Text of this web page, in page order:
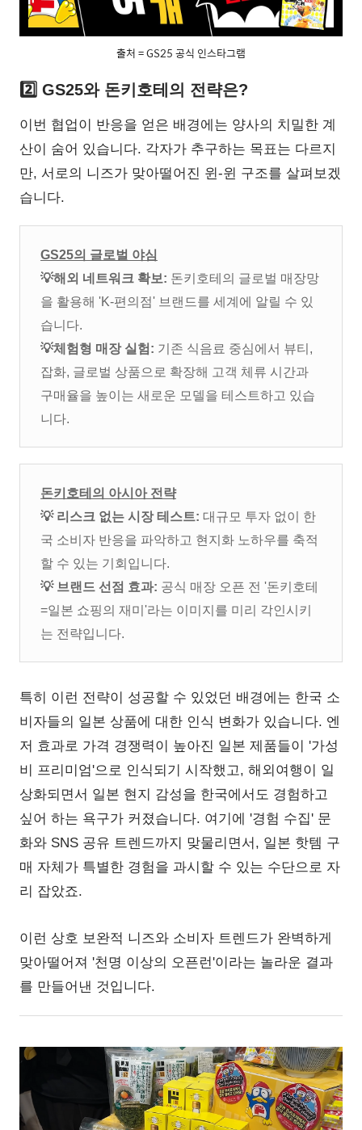
출처 = GS25 공식 인스타그램
2️⃣ GS25와 돈키호테의 전략은?
이번 협업이 반응을 얻은 배경에는 양사의 치밀한 계
산이 숨어 있습니다. 각자가 추구하는 목표는 다르지
만, 서로의 니즈가 맞아떨어진 윈-윈 구조를 살펴보겠
습니다.
GS25의 글로벌 야심
💡해외 네트워크 확보: 돈키호테의 글로벌 매장망
을 활용해 'K-편의점' 브랜드를 세계에 알릴 수 있
습니다.
💡체험형 매장 실험: 기존 식음료 중심에서 뷰티,
잡화, 글로벌 상품으로 확장해 고객 체류 시간과
구매율을 높이는 새로운 모델을 테스트하고 있습
니다.
돈키호테의 아시아 전략
💡리스크 없는 시장 테스트: 대규모 투자 없이 한
국 소비자 반응을 파악하고 현지화 노하우를 축적
할 수 있는 기회입니다.
💡브랜드 선점 효과: 공식 매장 오픈 전 '돈키호테
=일본 쇼핑의 재미'라는 이미지를 미리 각인시키
는 전략입니다.
특히 이런 전략이 성공할 수 있었던 배경에는 한국 소
비자들의 일본 상품에 대한 인식 변화가 있습니다. 엔
저 효과로 가격 경쟁력이 높아진 일본 제품들이 '가성
비 프리미엄'으로 인식되기 시작했고, 해외여행이 일
상화되면서 일본 현지 감성을 한국에서도 경험하고
싶어 하는 욕구가 커졌습니다. 여기에 '경험 수집' 문
화와 SNS 공유 트렌드까지 맞물리면서, 일본 핫템 구
매 자체가 특별한 경험을 과시할 수 있는 수단으로 자
리 잡았죠.
이런 상호 보완적 니즈와 소비자 트렌드가 완벽하게
맞아떨어져 '천명 이상의 오픈런'이라는 놀라운 결과
를 만들어낸 것입니다.